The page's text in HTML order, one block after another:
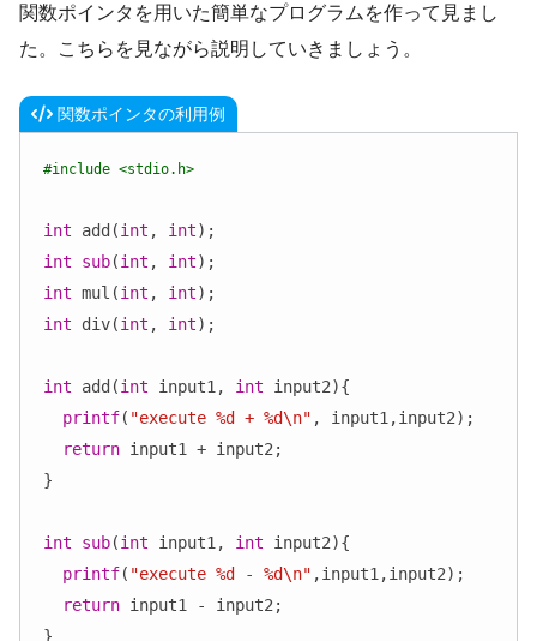
関数ポインタを用いた簡単なプログラムを作って見まし
た。こちらを見ながら説明していきましょう。
関数ポインタの利用例
#include <stdio.h>
int add(int , int
int
sub(int , int
int mul(int , int
int div(int , int);
int add(int input1, int input2){
printf( "execute %d + %d\n" , input1,input2);
return input1 + input2;
}
int sub(int input1, int input2){
printf( "execute %d - %d\n" ,input1,input2);
return input1 - input2;
}